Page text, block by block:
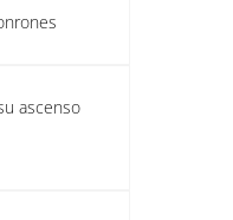
ascenso